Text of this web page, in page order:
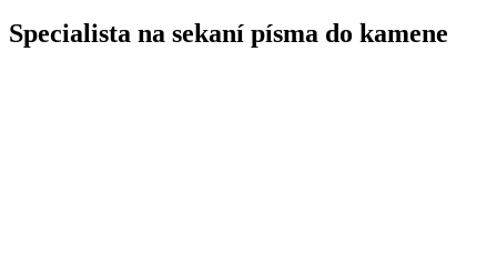
Specialista na sekaní písma do kamene